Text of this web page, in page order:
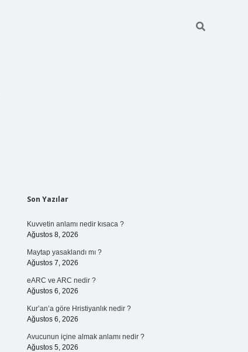
Sidebar
Son Yazılar
Kuvvetin anlamı nedir kısaca ?
Ağustos 8, 2026
Maytap yasaklandı mı ?
Ağustos 7, 2026
eARC ve ARC nedir ?
Ağustos 6, 2026
Kur’an’a göre Hristiyanlık nedir ?
Ağustos 6, 2026
Avucunun içine almak anlamı nedir ?
Ağustos 5, 2026